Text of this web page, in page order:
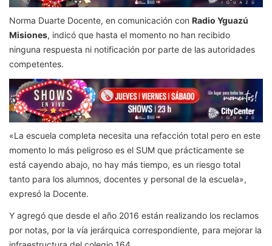
Norma Duarte Docente, en comunicación con Radio Yguazú
Misiones, indicó que hasta el momento no han recibido
ninguna respuesta ni notificación por parte de las autoridades
competentes.
«La escuela completa necesita una refacción total pero en este
momento lo más peligroso es el SUM que prácticamente se
está cayendo abajo, no hay más tiempo, es un riesgo total
tanto para los alumnos, docentes y personal de la escuela»,
expresó la Docente.
Y agregó que desde el año 2016 están realizando los reclamos
por notas, por la vía jerárquica correspondiente, para mejorar la